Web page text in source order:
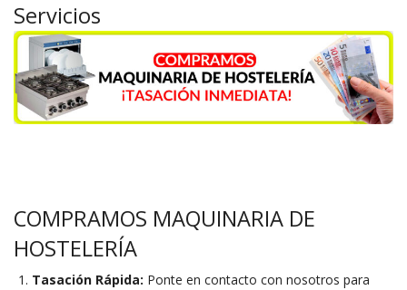
Servicios
COMPRAMOS MAQUINARIA DE
HOSTELERÍA
Tasación Rápida: Ponte en contacto con nosotros para